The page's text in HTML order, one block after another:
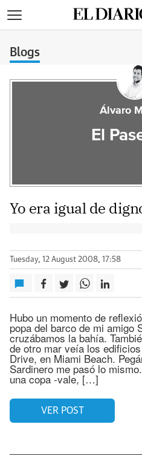
Blogs
Álvaro
El
Yo era igual de
Tuesday, 12 August 2008, 17:58
Hubo un momento de
popa del barco de mi amigo
cruzábamos la bahía.
de otro mar veía los
Drive, en Miami Beach.
Sardinero me pasó lo
una copa -vale, […]
VER POST